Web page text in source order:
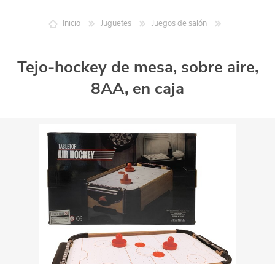
Inicio Juguetes Juegos de salón
Tejo-hockey de mesa, sobre aire,
8AA, en caja